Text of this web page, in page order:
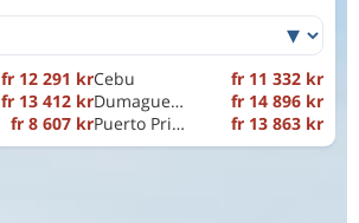
fr 12 291 krCebu
fr 11 332 kr
fr 13 412 kr Dumaguete
fr 14 896 kr
fr 8 607 kr Puerto Princesa City fr 13 863 kr